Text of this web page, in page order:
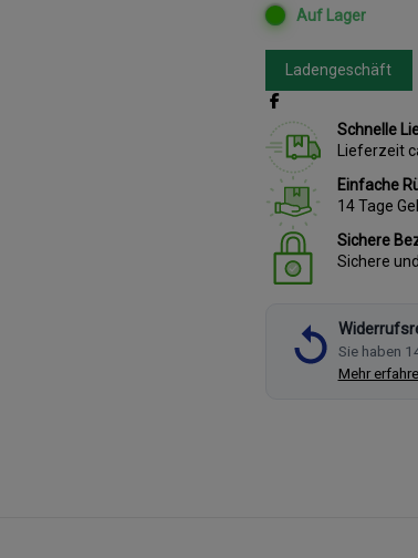
Auf Lager
Ladengeschäft
Schnelle
Lieferzeit
Einfache
14 Tage
Sichere
Sichere
Sie haben
Mehr